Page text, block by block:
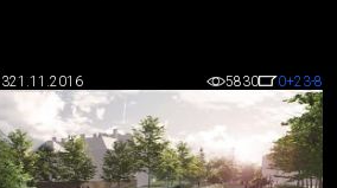
21.11.2016 5830 0+23-8